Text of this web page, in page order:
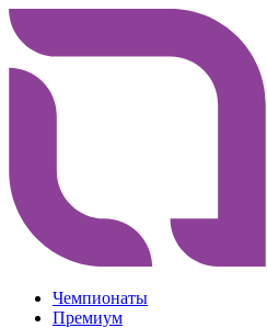
Чемпионаты
Премиум